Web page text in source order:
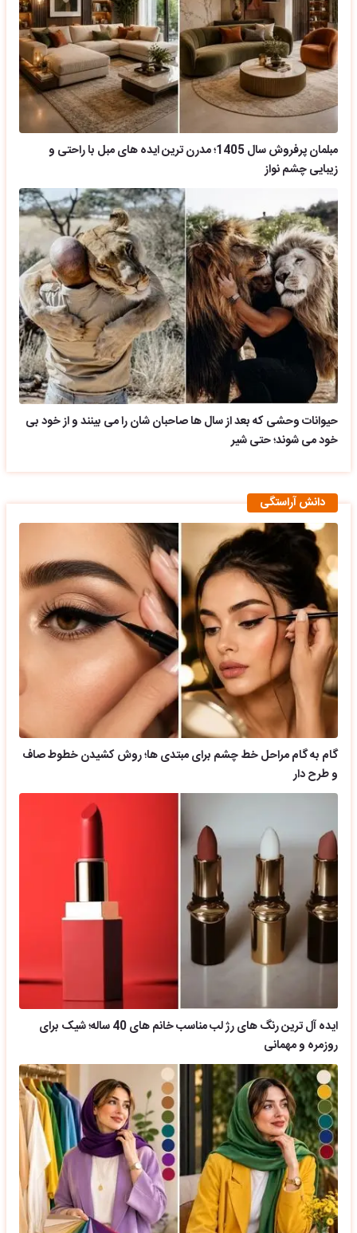
مبلمان پرفروش سال 1405؛ مدرن ترین ایده های مبل با راحتی و
زیبایی چشم نواز
حیوانات وحشی که بعد از سال ها صاحبان شان را می بینند و از خود بی
خود می شوند؛ حتی شیر
دانش آراستگی
گام به گام مراحل خط چشم برای مبتدی ها؛ روش کشیدن خطوط صاف
و طرح دار
ایده آل ترین رنگ های رژ لب مناسب خانم های 40 ساله؛ شیک برای
روزمره و مهمانی